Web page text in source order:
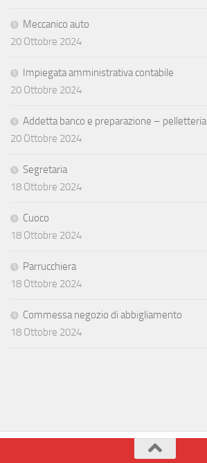
Meccanico auto
20 Ottobre 2024
Impiegata amministrativa contabile
20 Ottobre 2024
Addetta banco e preparazione – pelletteria
20 Ottobre 2024
Segretaria
18 Ottobre 2024
Cuoco
18 Ottobre 2024
Parrucchiera
18 Ottobre 2024
Commessa negozio di abbigliamento
18 Ottobre 2024